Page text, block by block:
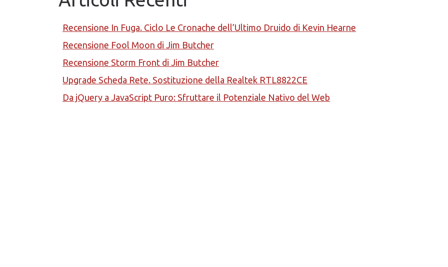
Recensione In Fuga. Ciclo Le Cronache dell’Ultimo Druido di Kevin Hearne
Recensione Fool Moon di Jim Butcher
Recensione Storm Front di Jim Butcher
Upgrade Scheda Rete. Sostituzione della Realtek RTL8822CE
Da jQuery a JavaScript Puro: Sfruttare il Potenziale Nativo del Web